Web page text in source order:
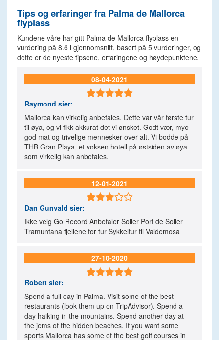
Tips og erfaringer fra Palma de Mallorca
flyplass
Kundene våre har gitt Palma de Mallorca flyplass en
vurdering på 8.6 i gjennomsnitt, basert på 5 vurderinger, og
dette er de nyeste tipsene, erfaringene og høydepunktene.
08-04-2021

Raymond sier:
Mallorca kan virkelig anbefales. Dette var vår første tur
til øya, og vi fikk akkurat det vi ønsket. Godt vær, mye
god mat og trivelige mennesker over alt. Vi bodde på
THB Gran Playa, et voksen hotell på østsiden av øya
som virkelig kan anbefales.
12-01-2021

Dan Gunvald sier:
Ikke velg Go Record Anbefaler Soller Port de Soller
Tramuntana fjellene for tur Sykkeltur til Valdemosa
27-10-2020

Robert sier:
Spend a full day in Palma. Visit some of the best
restaurants (look them up on TripAdvisor). Spend a
day haiking in the mountains. Spend another day at
the jems of the hidden beaches. If you want some
sports Mallorca has some of the best golf courses in